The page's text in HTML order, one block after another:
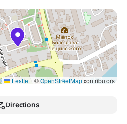
Leaflet | ©OpenStreetMapcontributors
Directions